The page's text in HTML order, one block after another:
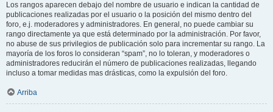
Los rangos aparecen debajo del nombre de usuario e indican la cantidad de
publicaciones realizadas por el usuario o la posición del mismo dentro del
foro, e.j. moderadores y administradores. En general, no puede cambiar su
rango directamente ya que está determinado por la administración. Por favor,
no abuse de sus privilegios de publicación solo para incrementar su rango. La
mayoría de los foros lo consideran “spam”, no lo toleran, y moderadores o
administradores reducirán el número de publicaciones realizadas, llegando
incluso a tomar medidas mas drásticas, como la expulsión del foro.
Arriba